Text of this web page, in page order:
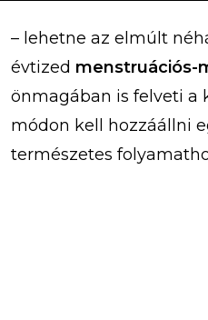
– lehetne az elmúlt
évtized menstruációs-
önmagában is felveti a
módon kell hozzáállni
természetes